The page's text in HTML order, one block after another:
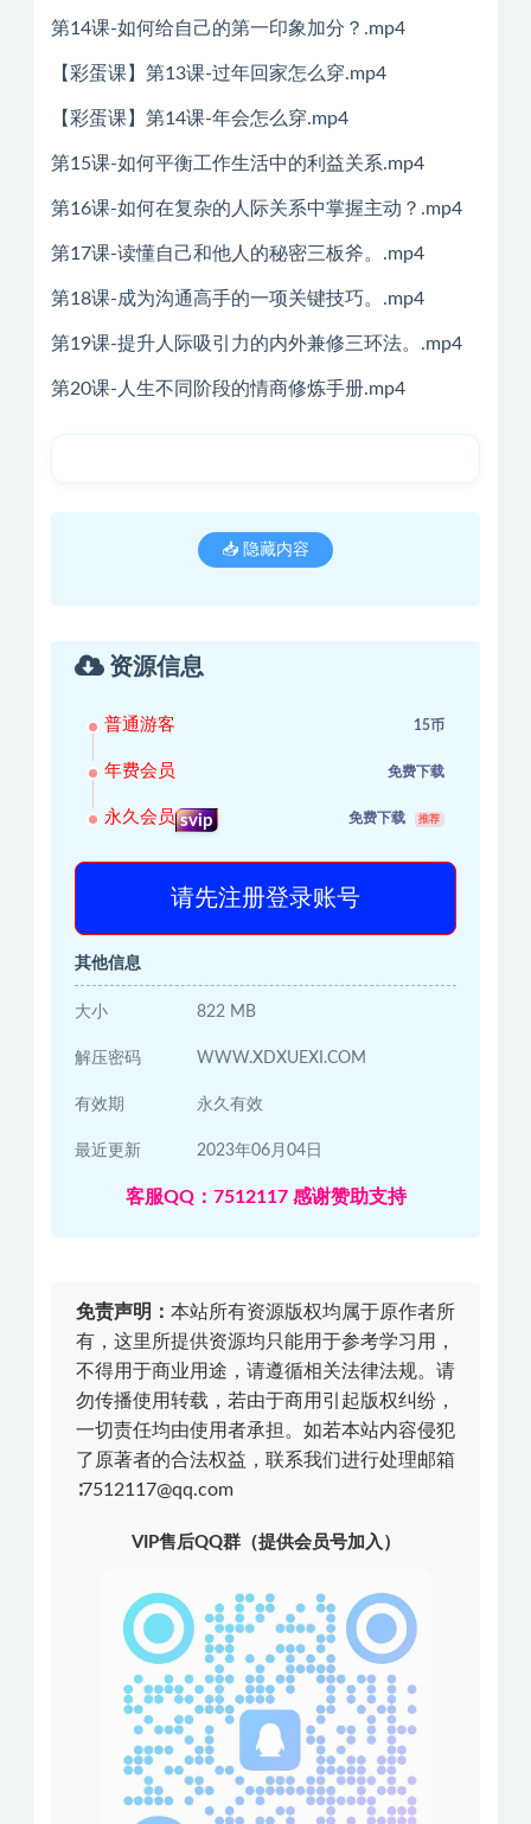
第14课-如何给自己的第一印象加分？.mp4
【彩蛋课】第13课-过年回家怎么穿.mp4
【彩蛋课】第14课-年会怎么穿.mp4
第15课-如何平衡工作生活中的利益关系.mp4
第16课-如何在复杂的人际关系中掌握主动？.mp4
第17课-读懂自己和他人的秘密三板斧。.mp4
第18课-成为沟通高手的一项关键技巧。.mp4
第19课-提升人际吸引力的内外兼修三环法。.mp4
第20课-人生不同阶段的情商修炼手册.mp4
📥 隐藏内容
资源信息
普通游客 15币
年费会员 免费下载
永久会员 svip 免费下载 推荐
请先注册登录账号
其他信息
大小 822 MB
解压密码 WWW.XDXUEXI.COM
有效期 永久有效
最近更新 2023年06月04日
客服QQ：7512117 感谢赞助支持
免责声明： 本站所有资源版权均属于原作者所
有，这里所提供资源均只能用于参考学习用，
不得用于商业用途，请遵循相关法律法规。请
勿传播使用转载，若由于商用引起版权纠纷，
一切责任均由使用者承担。如若本站内容侵犯
了原著者的合法权益，联系我们进行处理邮箱
∶7512117@qq.com
VIP售后QQ群（提供会员号加入）